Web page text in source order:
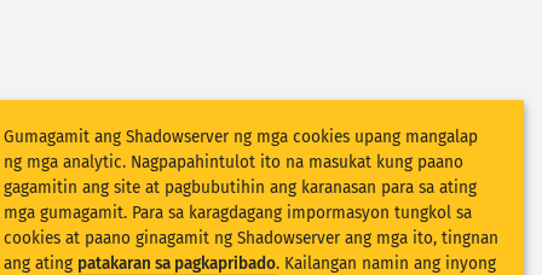
Gumagamit ang Shadowserver ng mga cookies upang mangalap
ng mga analytic. Nagpapahintulot ito na masukat kung paano
gagamitin ang site at pagbubutihin ang karanasan para sa ating
mga gumagamit. Para sa karagdagang impormasyon tungkol sa
cookies at paano ginagamit ng Shadowserver ang mga ito, tingnan
ang ating patakaran sa pagkapribado. Kailangan namin ang inyong